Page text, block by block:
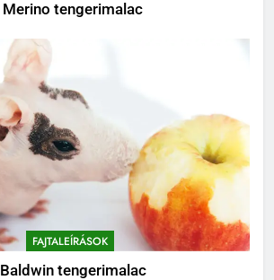
Merino tengerimalac
FAJTALEÍRÁSOK
Baldwin tengerimalac